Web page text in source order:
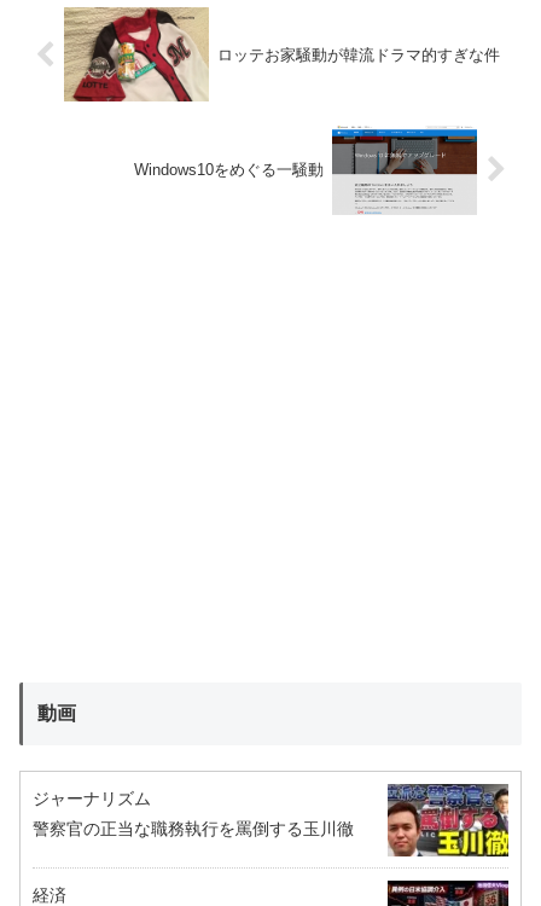
ロッテお家騒動が韓流ドラマ的すぎな件
Windows10をめぐる一騒動
動画
ジャーナリズム
警察官の正当な職務執行を罵倒する玉川徹
経済